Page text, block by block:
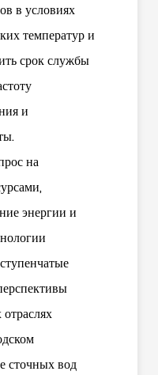
в условиях
температур и
срок службы
и
на
энергии и
сточных вод